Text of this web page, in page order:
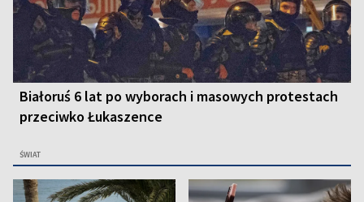
Białoruś 6 lat po wyborach i masowych protestach
przeciwko Łukaszence
ŚWIAT